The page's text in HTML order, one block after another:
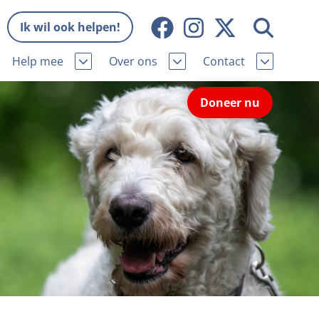
Ik wil ook helpen!
Help mee Over ons
Missie en visie
Wat wij doen
Onze organisatie
Samenwerking
Bekende vrienden
Vacatures
Donateursmagazine Hond
Contact
Contactgegevens
Pers
Nieuws
Veelgestelde vragen
Melding hondenleed
Nieuwsbrief
Incassodata
Doneer nu